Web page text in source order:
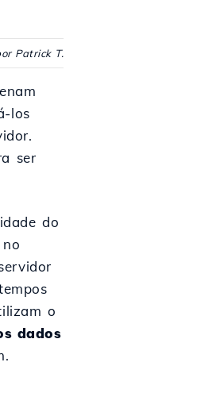
Patrick T.
los
ser
do
o
dados